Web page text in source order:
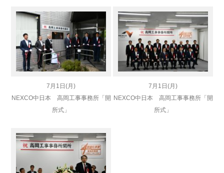
7月1日(月)
NEXCO中日本 高岡工事事務所「開
所式」
7月1日(月)
NEXCO中日本 高岡工事事務所「開
所式」